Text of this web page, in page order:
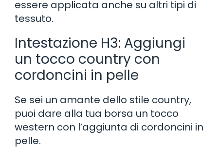
essere applicata anche su altri tipi di
tessuto.
Intestazione H3: Aggiungi
un tocco country con
cordoncini in pelle
Se sei un amante dello stile country,
puoi dare alla tua borsa un tocco
western con l’aggiunta di cordoncini in
pelle.